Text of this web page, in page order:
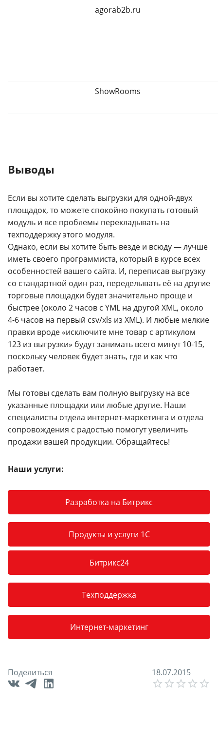
agorab2b.ru
ShowRooms
Выводы
Если вы хотите сделать выгрузки для одной-двух
площадок, то можете спокойно покупать готовый
модуль и все проблемы перекладывать на
техподдержку этого модуля.
Однако, если вы хотите быть везде и всюду — лучше
иметь своего программиста, который в курсе всех
особенностей вашего сайта. И, переписав выгрузку
со стандартной один раз, переделывать её на другие
торговые площадки будет значительно проще и
быстрее (около 2 часов с YML на другой XML, около
4-6 часов на первый csv/xls из XML). И любые мелкие
правки вроде «исключите мне товар с артикулом
123 из выгрузки» будут занимать всего минут 10-15,
поскольку человек будет знать, где и как что
работает.
Мы готовы сделать вам полную выгрузку на все
указанные площадки или любые другие. Наши
специалисты отдела интернет-маркетинга и отдела
сопровождения с радостью помогут увеличить
продажи вашей продукции. Обращайтесь!
Наши услуги:
Разработка на Битрикс
Продукты и услуги 1С
Битрикс24
Техподдержка
Интернет-маркетинг
Поделиться 18.07.2015